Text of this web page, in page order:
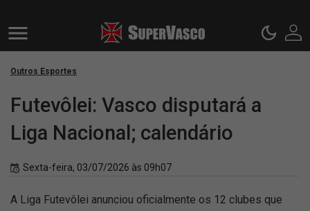
Outros Esportes
Futevôlei: Vasco disputará a
Liga Nacional; calendário
Sexta-feira, 03/07/2026 às 09h07
A Liga Futevôlei anunciou oficialmente os 12 clubes que